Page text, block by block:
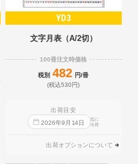
YD3
文字月表（A/2切）
100冊注文時価格
税別 482 円/冊
(税込530円)
出荷目安
2026年9 月 14日
迄に
出荷
出荷オプションについて